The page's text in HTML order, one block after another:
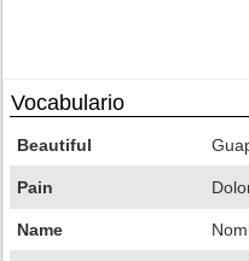
Vocabulario
Beautiful
Pain
Name